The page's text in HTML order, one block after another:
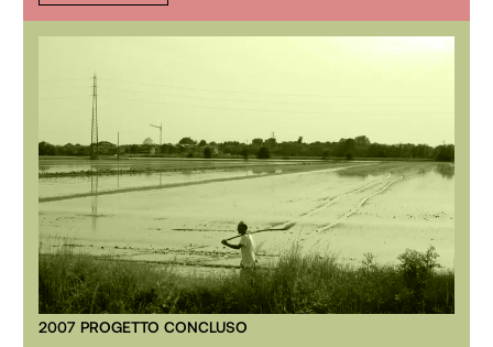
2007 PROGETTO CONCLUSO